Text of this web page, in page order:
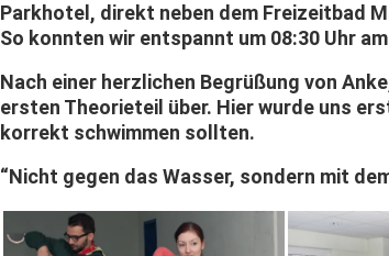
Parkhotel, direkt neben dem Freizeitbad
So konnten wir entspannt um 08:30 Uhr
Nach einer herzlichen Begrüßung von
ersten Theorieteil über. Hier wurde uns
korrekt schwimmen sollten.
“Nicht gegen das Wasser, sondern mit